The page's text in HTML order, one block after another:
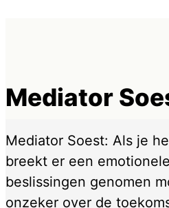
Mediator
Mediator Soest: Als je
breekt er een
beslissingen genomen
onzeker over de